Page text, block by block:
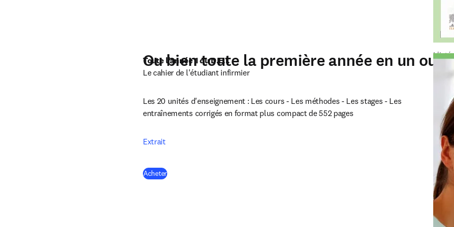
Ou bien toute la première année en un
Le cahier de l'étudiant infirmier
Les 20 unités d'enseignement : Les cours - Les méthodes - Les stages - Les
entraînements corrigés en format plus compact de 552 pages
Extrait
Acheter(